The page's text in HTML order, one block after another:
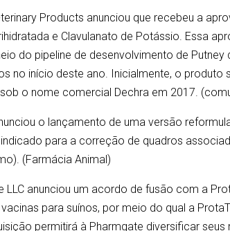
Products anunciou que recebeu a
e Clavulanato de Potássio. Essa
do pipeline de desenvolvimento de
no início deste ano. Inicialmente, o
o nome comercial Dechra em 2017.
o lançamento de uma versão
para a correção de quadros
(Farmácia Animal)
LLC anunciou um acordo de fusão com a
para suínos, por meio do qual a
permitirá à Pharmgate diversificar